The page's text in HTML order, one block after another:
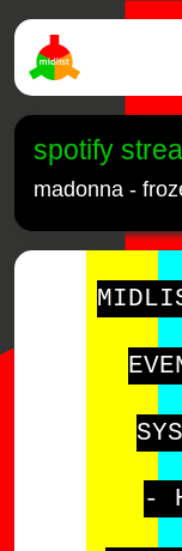
spotify
madonna -
-